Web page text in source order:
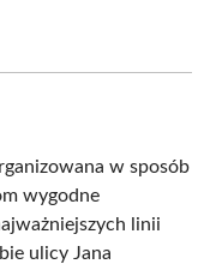
w sposób
wygodne
linii
ulicy Jana